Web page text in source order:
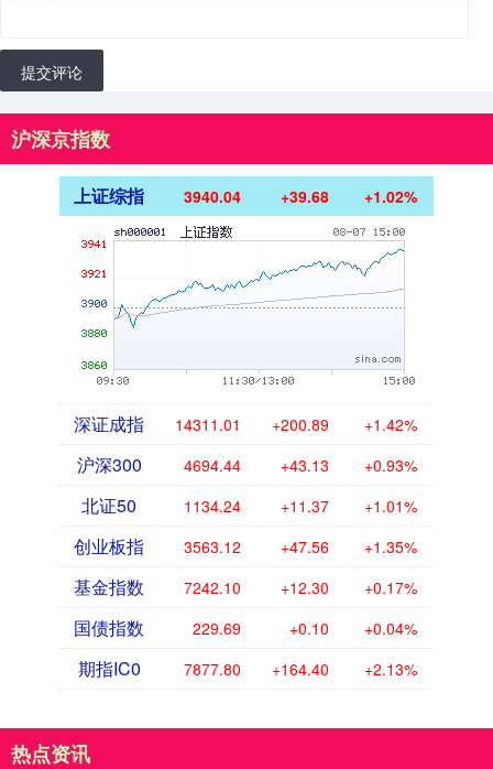
提交评论
沪深京指数
上证综指 3940.04 +39.68 +1.02%
深证成指 14311.01 +200.89 +1.42%
沪深300 4694.44 +43.13 +0.93%
北证50 1134.24 +11.37 +1.01%
创业板指 3563.12 +47.56 +1.35%
基金指数 7242.10 +12.30 +0.17%
国债指数 229.69 +0.10 +0.04%
期指IC0 7877.80 +164.40 +2.13%
热点资讯